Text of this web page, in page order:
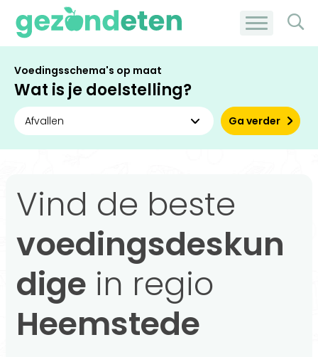
Voedingsschema's op maat
Wat is je doelstelling?
Ga verder
Vind de beste
voedingsdeskun
dige in regio
Heemstede